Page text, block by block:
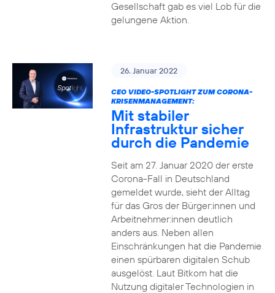
Gesellschaft gab es viel Lob für die
gelungene Aktion.
26. Januar 2022
CEO VIDEO-SPOTLIGHT ZUM CORONA-
KRISENMANAGEMENT:
Mit stabiler
Infrastruktur sicher
durch die Pandemie
Seit am 27. Januar 2020 der erste
Corona-Fall in Deutschland
gemeldet wurde, sieht der Alltag
für das Gros der Bürger:innen und
Arbeitnehmer:innen deutlich
anders aus. Neben allen
Einschränkungen hat die Pandemie
einen spürbaren digitalen Schub
ausgelöst. Laut Bitkom hat die
Nutzung digitaler Technologien in